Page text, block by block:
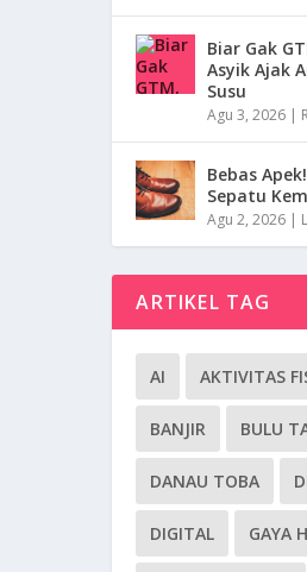
Biar Gak
Asyik Ajak
Susu
Agu 3, 2026 |
Bebas
Sepatu
Agu 2, 2026 |
ARTIKEL TAG
AI AKTIVITAS
BANJIR BULU
DANAU TOBA
DIGITAL GAYA